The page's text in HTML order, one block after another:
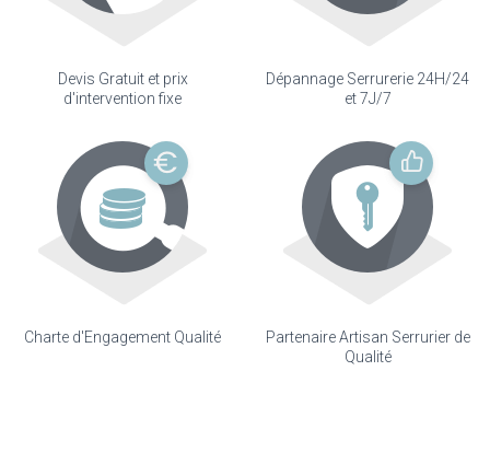
Devis Gratuit et prix
d'intervention fixe
Dépannage Serrurerie 24H/24
et 7J/7
Charte d'Engagement Qualité
Partenaire Artisan Serrurier de
Qualité